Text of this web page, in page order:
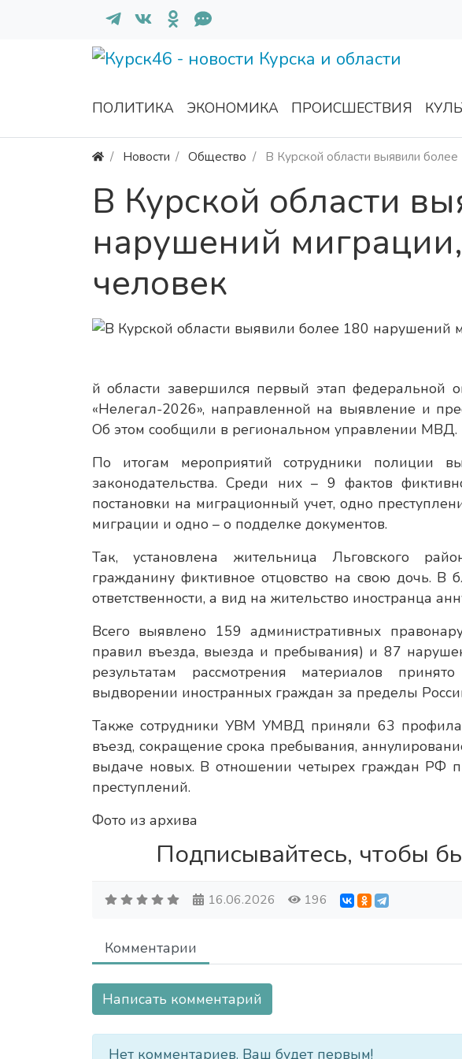
ПОЛИТИКА ЭКОНОМИКА ПРОИСШЕСТВИЯ
Новости Общество В Курской области выявили
В Курской области
нарушений
человек
й области завершился первый этап федеральной
«Нелегал-2026», направленной на выявление и
Об этом сообщили в региональном управлении МВД.
По итогам мероприятий сотрудники полиции
законодательства. Среди них – 9 фактов
постановки на миграционный учет, одно
миграции и одно – о подделке документов.
Так, установлена жительница Льговского
гражданину фиктивное отцовство на свою дочь.
ответственности, а вид на жительство иностранца
Всего выявлено 159 административных
правил въезда, выезда и пребывания) и 87
результатам рассмотрения материалов
выдворении иностранных граждан за пределы
Также сотрудники УВМ УМВД приняли 63
въезд, сокращение срока пребывания,
выдаче новых. В отношении четырех граждан РФ
преступлений.
Фото из архива
Подписывайтесь, чтобы
16.06.2026 196
Комментарии
Написать комментарий
Нет комментариев. Ваш будет первым!